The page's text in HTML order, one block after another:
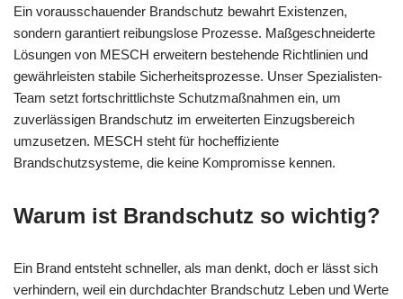
Ein vorausschauender Brandschutz bewahrt Existenzen,
sondern garantiert reibungslose Prozesse. Maßgeschneiderte
Lösungen von MESCH erweitern bestehende Richtlinien und
gewährleisten stabile Sicherheitsprozesse. Unser Spezialisten-
Team setzt fortschrittlichste Schutzmaßnahmen ein, um
zuverlässigen Brandschutz im erweiterten Einzugsbereich
umzusetzen. MESCH steht für hocheffiziente
Brandschutzsysteme, die keine Kompromisse kennen.
Warum ist Brandschutz so wichtig?
Ein Brand entsteht schneller, als man denkt, doch er lässt sich
verhindern, weil ein durchdachter Brandschutz Leben und Werte